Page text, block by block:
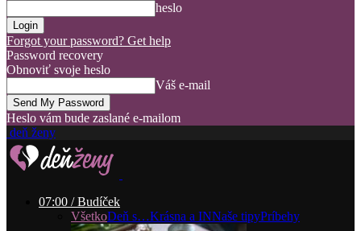
heslo
Forgot your password? Get help
Password recovery
Obnoviť svoje heslo
Váš e-mail
Heslo vám bude zaslané e-mailom
deň ženy
07:00 / Budíček
VšetkoDeň s…Krásna a INNaše tipyPríbehy